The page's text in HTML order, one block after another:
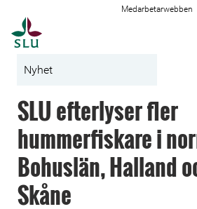
Medarbetarwebben
Nyhet
SLU efterlyser fler
hummerfiskare i
Bohuslän, Halland
Skåne